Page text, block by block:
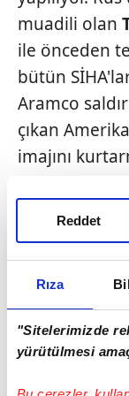
Rıza
"Sitelerimizde
yürütülmesi
Reddet
muadili olan
ile önceden
bütün
Aramco
çıkan
imajını
En etkin
odaklı
savaşa
düştüğü
ABD'ninRus